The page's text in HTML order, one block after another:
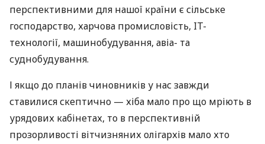
перспективними для нашої країни є сільське
господарство, харчова промисловість, IT-
технології, машинобудування, авіа- та
суднобудування.
І якщо до планів чиновників у нас завжди
ставилися скептично — хіба мало про що мріють в
урядових кабінетах, то в перспективній
прозорливості вітчизняних олігархів мало хто